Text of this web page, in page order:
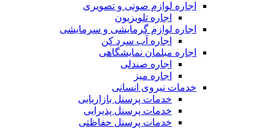
اجاره لوازم صوتی و تصویری
اجاره تلویزیون
اجاره لوازم گرمایشی و سرمایشی
اجاره آب سرد کن
اجاره مبلمان نمایشگاهی
اجاره صندلی
اجاره میز
خدمات نیروی انسانی
خدمات پرسنل بازاریابی
خدمات پرسنل پذیرایی
خدمات پرسنل حفاظتی